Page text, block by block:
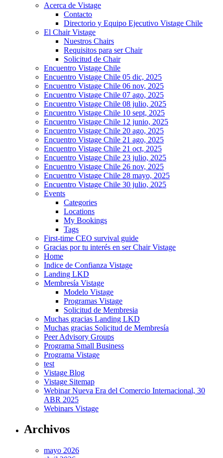
Acerca de Vistage
Contacto
Directorio y Equipo Ejecutivo Vistage Chile
El Chair Vistage
Nuestros Chairs
Requisitos para ser Chair
Solicitud de Chair
Encuentro Vistage Chile
Encuentro Vistage Chile 05 dic, 2025
Encuentro Vistage Chile 06 nov, 2025
Encuentro Vistage Chile 07 ago, 2025
Encuentro Vistage Chile 08 julio, 2025
Encuentro Vistage Chile 10 sept, 2025
Encuentro Vistage Chile 12 junio, 2025
Encuentro Vistage Chile 20 ago, 2025
Encuentro Vistage Chile 21 ago, 2025
Encuentro Vistage Chile 21 oct, 2025
Encuentro Vistage Chile 23 julio, 2025
Encuentro Vistage Chile 26 nov, 2025
Encuentro Vistage Chile 28 mayo, 2025
Encuentro Vistage Chile 30 julio, 2025
Events
Categories
Locations
My Bookings
Tags
First-time CEO survival guide
Gracias por tu interés en ser Chair Vistage
Home
Indice de Confianza Vistage
Landing LKD
Membresía Vistage
Modelo Vistage
Programas Vistage
Solicitud de Membresia
Muchas gracias Landing LKD
Muchas gracias Solicitud de Membresía
Peer Advisory Groups
Programa Small Business
Programa Vistage
test
Vistage Blog
Vistage Sitemap
Webinar Nueva Era del Comercio Internacional, 30
ABR 2025
Webinars Vistage
Archivos
mayo 2026